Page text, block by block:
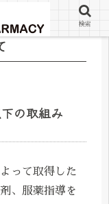
の取組み
って取得した
、服薬指導を
検索